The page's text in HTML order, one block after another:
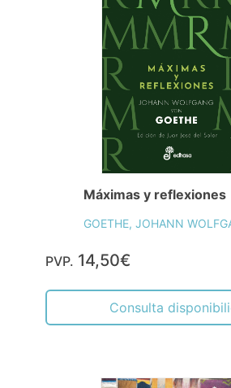
Máximas y reflexiones
GOETHE, JOHANN
PVP. 14,50€
Consulta